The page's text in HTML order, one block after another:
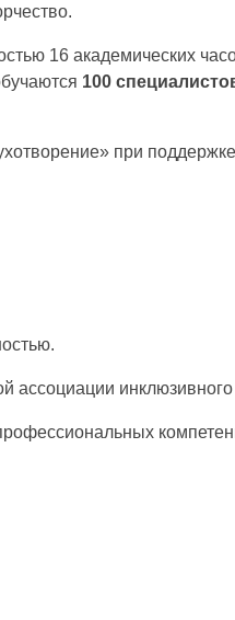
16 академических
100
при
ассоциации инклюзивного